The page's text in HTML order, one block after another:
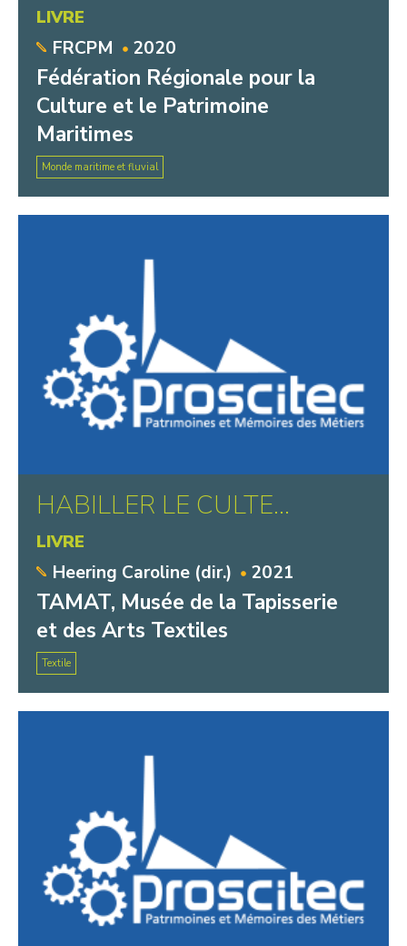
LIVRE
FRCPM 2020
Fédération Régionale pour la
Culture et le Patrimoine
Maritimes
Monde maritime et fluvial
HABILLER LE CULTE…
LIVRE
Heering Caroline (dir.) 2021
TAMAT, Musée de la Tapisserie
et des Arts Textiles
Textile